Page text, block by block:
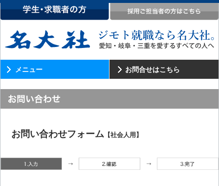
メニュー お問合せはこちら
お問い合わせフォーム 【社会人用】